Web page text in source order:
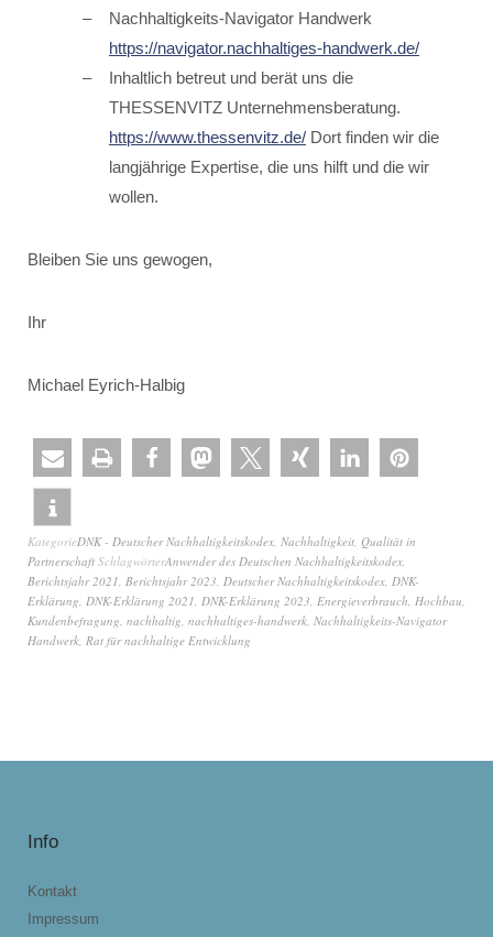
Nachhaltigkeits-Navigator Handwerk
https://navigator.nachhaltiges-handwerk.de/
Inhaltlich betreut und berät uns die
THESSENVITZ Unternehmensberatung.
https://www.thessenvitz.de/ Dort finden wir die
langjährige Expertise, die uns hilft und die wir
wollen.
Bleiben Sie uns gewogen,
Ihr
Michael Eyrich-Halbig
KategorieDNK - Deutscher Nachhaltigkeitskodex, Nachhaltigkeit, Qualität in
Partnerschaft SchlagwörterAnwender des Deutschen Nachhaltigkeitskodex,
Berichtsjahr 2021, Berichtsjahr 2023, Deutscher Nachhaltigkeitskodex, DNK-
Erklärung, DNK-Erklärung 2021, DNK-Erklärung 2023, Energieverbrauch, Hochbau,
Kundenbefragung, nachhaltig, nachhaltiges-handwerk, Nachhaltigkeits-Navigator
Handwerk, Rat für nachhaltige Entwicklung
Info
Kontakt
Impressum